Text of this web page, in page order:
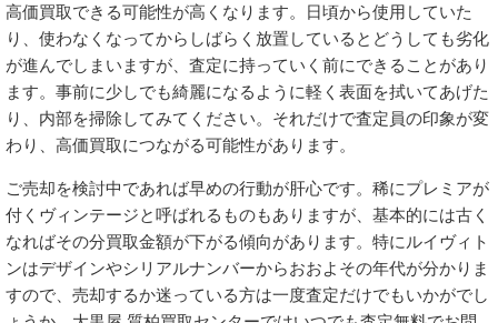
高価買取できる可能性が高くなります。日頃から使用していた
り、使わなくなってからしばらく放置しているとどうしても劣化
が進んでしまいますが、査定に持っていく前にできることがあり
ます。事前に少しでも綺麗になるように軽く表面を拭いてあげた
り、内部を掃除してみてください。それだけで査定員の印象が変
わり、高価買取につながる可能性があります。
ご売却を検討中であれば早めの行動が肝心です。稀にプレミアが
付くヴィンテージと呼ばれるものもありますが、基本的には古く
なればその分買取金額が下がる傾向があります。特にルイヴィト
ンはデザインやシリアルナンバーからおおよその年代が分かりま
すので、売却するか迷っている方は一度査定だけでもいかがでし